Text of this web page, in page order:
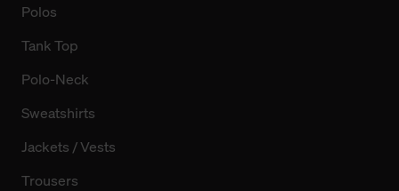
Polos
Tank Top
Polo-Neck
Sweatshirts
Jackets / Vests
Trousers